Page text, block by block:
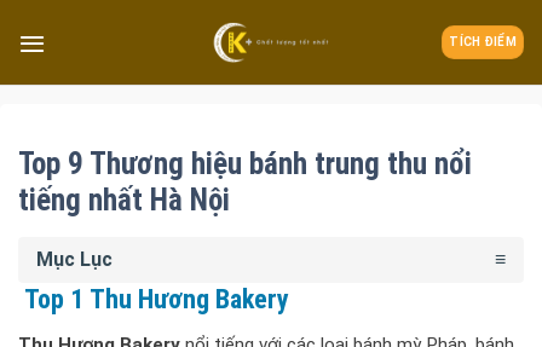
TÍCH ĐIỂM
Top 9 Thương hiệu bánh trung thu nổi
tiếng nhất Hà Nội
Mục Lục
Top 1 Thu Hương Bakery